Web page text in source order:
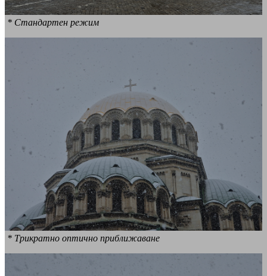
* Стандартен режим
* Трикратно оптично приближаване